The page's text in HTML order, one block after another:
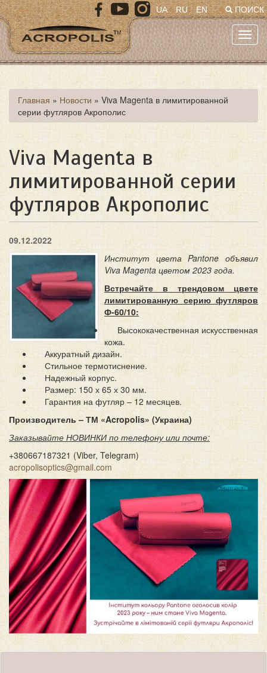
Перейти
к
основному
содержанию
ПОИСК
UA RU EN
Вы
здесь
Главная » Новости » Viva Magenta в лимитированной
серии футляров Акрополис
Viva Magenta в
лимитированной серии
футляров Акрополис
09.12.2022
Институт цвета Pantone объявил
Viva Magenta цветом 2023 года.
Встречайте в трендовом цвете
лимитированную серию футляров
Ф-60/10:
Высококачественная искусственная
кожа.
Аккуратный дизайн.
Стильное термотиснение.
Надежный корпус.
Размер: 150 х 65 х 30 мм.
Гарантия на футляр – 12 месяцев.
Производитель – ТМ «Acropolis» (Украина)
Заказывайте НОВИНКИ по телефону или почте:
+380667187321 (Viber, Telegram)
acropolisoptics@gmail.com